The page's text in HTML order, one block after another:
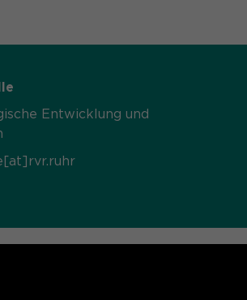
Entwicklung und